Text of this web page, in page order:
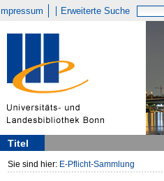
Impressum Erweiterte Suche
Titel
Sie sind hier: E-Pflicht-Sammlung